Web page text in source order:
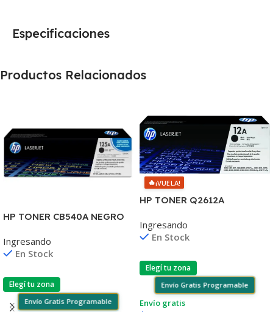
Especificaciones
Productos Relacionados
HP TONER CB540A NEGRO
1215/1515/1510/1312
Ingresando
En Stock
Elegí tu zona
Envío Gratis Programable
🔥¡VUELA!
HP TONER Q2612A
3015/30/50 MFC1005/1319
Ingresando
En Stock
Elegí tu zona
Envío Gratis Programable
Envío gratis